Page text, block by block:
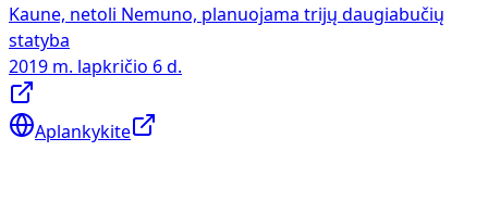
Kaune, netoli Nemuno, planuojama trijų daugiabučių
statyba
2019 m. lapkričio 6 d.
Aplankykite